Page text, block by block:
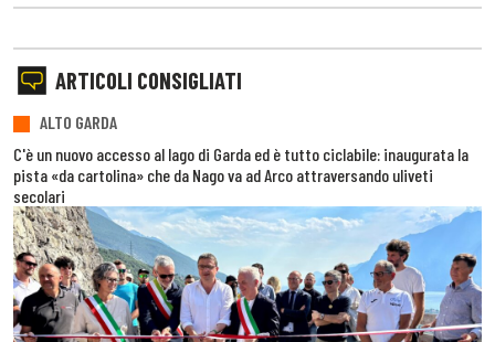
ARTICOLI CONSIGLIATI
ALTO GARDA
C'è un nuovo accesso al lago di Garda ed è tutto ciclabile: inaugurata la
pista «da cartolina» che da Nago va ad Arco attraversando uliveti
secolari